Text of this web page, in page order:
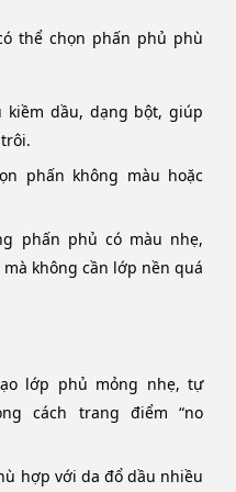
thể chọn phấn phủ phù
kiềm dầu, dạng bột, giúp
phấn không màu hoặc
phấn phủ có màu nhẹ,
không cần lớp nền quá
lớp phủ mỏng nhẹ, tự
cách trang điểm “no
hợp với da đổ dầu nhiều